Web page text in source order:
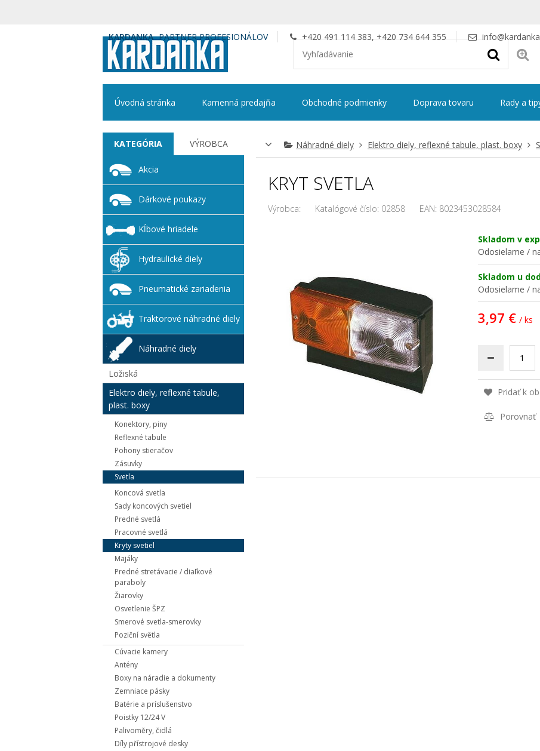
KARDANKA PARTNER PROFESIONÁLOV +420 491 114 383, +420 734 644 355
Úvodná stránka Kamenná predajňa Obchodné podmienky Doprava tovaru Rady a
Náhradné diely Elektro diely, reflexné tabule, plast. boxy
KRYT SVETLA
Výrobca: Katalógové číslo: 02858 EAN: 8023453028584
Skladom v
Odosielame /
Skladom u
Odosielame /
3,97 € / ks
Pridať k
Porovnať
KATEGÓRIA VÝROBCA
Akcia
Dárkové poukazy
Kĺbové hriadele
Hydraulické diely
Pneumatické zariadenia
Traktorové náhradné diely
Náhradné diely
Ložiská
Elektro diely, reflexné tabule,
plast. boxy
Konektory, piny
Reflexné tabule
Pohony stieračov
Zásuvky
Svetla
Koncová svetla
Sady koncových svetiel
Predné svetlá
Pracovné svetlá
Kryty svetiel
Majáky
Predné stretávacie / diaľkové
paraboly
Žiarovky
Osvetlenie ŠPZ
Smerové svetla-smerovky
Poziční světla
Cúvacie kamery
Antény
Boxy na náradie a dokumenty
Zemniace pásky
Batérie a príslušenstvo
Poistky 12/24 V
Palivoměry, čidlá
Díly přístrojové desky